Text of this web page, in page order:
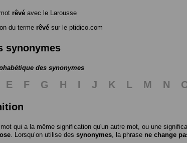
rêvé avec le Larousse
du terme rêvé sur le ptidico.com
synonymes
des synonymes
E F G H I J K L M N
qui a la même signification qu'un autre mot, ou une
. Lorsqu’on utilise des synonymes , la phrase ne change